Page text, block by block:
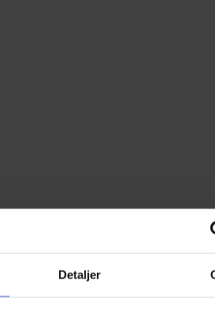
Detaljer